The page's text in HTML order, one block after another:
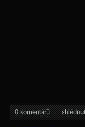
0 komentářů